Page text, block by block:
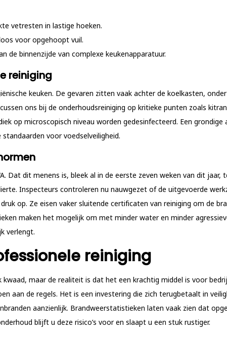
vetresten in lastige hoeken.
voor opgehoopt vuil.
de binnenzijde van complexe keukenapparatuur.
reiniging
keuken. De gevaren zitten vaak achter de koelkasten,
ons bij de onderhoudsreiniging op kritieke punten zoals
op microscopisch niveau worden gedesinfecteerd. Een
voor voedselveiligheid.
Dat dit menens is, bleek al in de eerste zeven weken van dit jaar,
Inspecteurs controleren nu nauwgezet of de uitgevoerde
op. Ze eisen vaker sluitende certificaten van reiniging om de
maken het mogelijk om met minder water en minder
verlengt.
reiniging
maar de realiteit is dat het een krachtig middel is voor
aan de regels. Het is een investering die zich terugbetaalt in
aanzienlijk. Brandweerstatistieken laten vaak zien dat
blijft u deze risico’s voor en slaapt u een stuk rustiger.